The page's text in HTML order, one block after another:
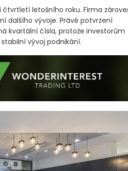
trhu posílily o 9,16 % na 456,30
konce dubna.
letošního roku. Firma zároveň
vývoje. Právě potvrzení
kvartální čísla, protože investorům
vývoj podnikání.